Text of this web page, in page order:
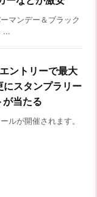
マンデー＆ブラック
...
ントリーで最大
スタンプラリー
当たる
ルが開催されます。